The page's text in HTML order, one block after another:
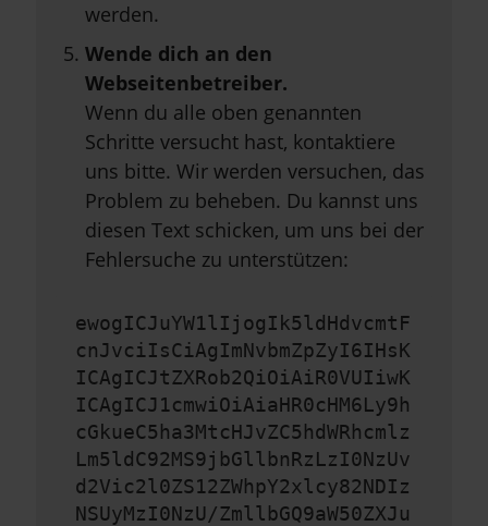
werden.
Wende dich an den
Webseitenbetreiber.
Wenn du alle oben genannten
Schritte versucht hast, kontaktiere
uns bitte. Wir werden versuchen, das
Problem zu beheben. Du kannst uns
diesen Text schicken, um uns bei der
Fehlersuche zu unterstützen:
ewogICJuYW1lIjogIk5ldHdvcmtF
cnJvciIsCiAgImNvbmZpZyI6IHsK
ICAgICJtZXRob2QiOiAiR0VUIiwK
ICAgICJ1cmwiOiAiaHR0cHM6Ly9h
cGkueC5ha3MtcHJvZC5hdWRhcmlz
Lm5ldC92MS9jbGllbnRzLzI0NzUv
d2Vic2l0ZS12ZWhpY2xlcy82NDIz
NSUyMzI0NzU/ZmllbGQ9aW50ZXJu